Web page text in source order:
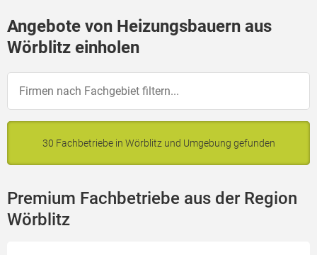
Angebote von Heizungsbauern aus
Wörblitz einholen
30 Fachbetriebe in Wörblitz und Umgebung gefunden
Premium Fachbetriebe aus der Region
Wörblitz